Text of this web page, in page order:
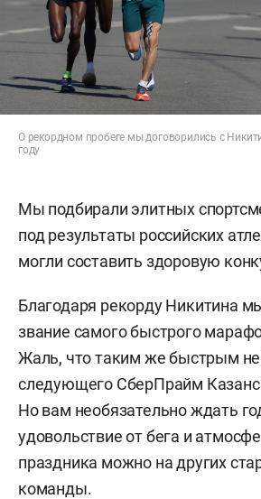
О рекордном пробеге мы договорились с
году
Мы подбирали элитных
под результаты российских
могли составить здоровую
Благодаря рекорду Никитина
звание самого быстрого
Жаль, что таким же быстрым
следующего СберПрайм
Но вам необязательно ждать
удовольствие от бега и
праздника можно на других
команды.